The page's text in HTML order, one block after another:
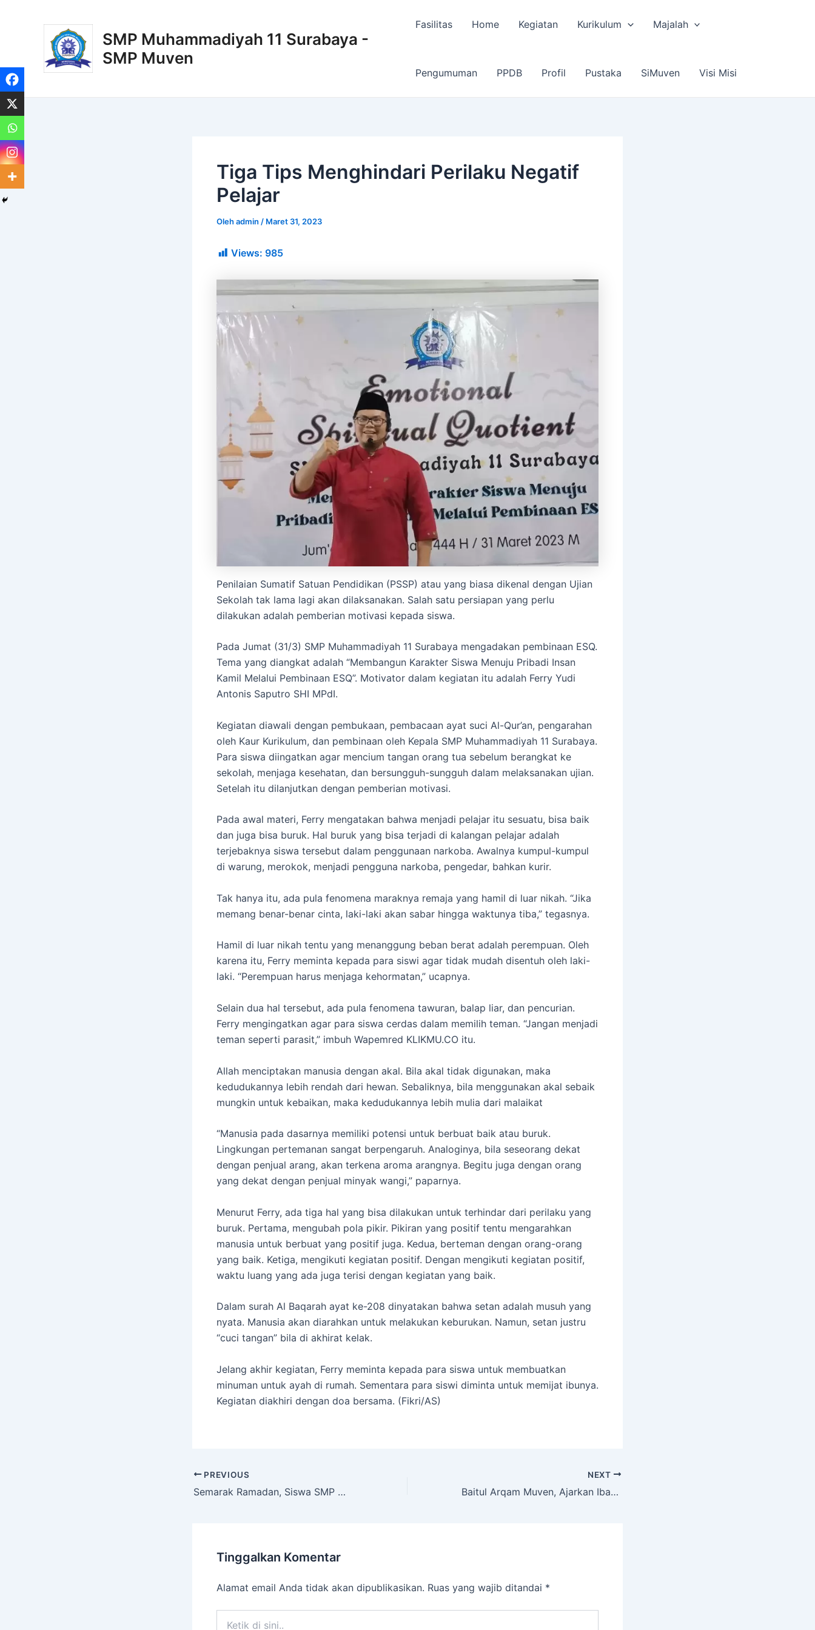
SMP Muhammadiyah 11 Surabaya -
SMP Muven
Fasilitas Home Kegiatan Kurikulum Majalah
Pengumuman PPDB Profil Pustaka SiMuven Visi Misi
Tiga Tips Menghindari Perilaku Negatif
Pelajar
Olehadmin / Maret 31, 2023
Views: 985
Penilaian Sumatif Satuan Pendidikan (PSSP) atau yang biasa dikenal dengan Ujian
Sekolah tak lama lagi akan dilaksanakan. Salah satu persiapan yang perlu
dilakukan adalah pemberian motivasi kepada siswa.
Pada Jumat (31/3) SMP Muhammadiyah 11 Surabaya mengadakan pembinaan ESQ.
Tema yang diangkat adalah “Membangun Karakter Siswa Menuju Pribadi Insan
Kamil Melalui Pembinaan ESQ”. Motivator dalam kegiatan itu adalah Ferry Yudi
Antonis Saputro SHI MPdI.
Kegiatan diawali dengan pembukaan, pembacaan ayat suci Al-Qur’an, pengarahan
oleh Kaur Kurikulum, dan pembinaan oleh Kepala SMP Muhammadiyah 11 Surabaya.
Para siswa diingatkan agar mencium tangan orang tua sebelum berangkat ke
sekolah, menjaga kesehatan, dan bersungguh-sungguh dalam melaksanakan ujian.
Setelah itu dilanjutkan dengan pemberian motivasi.
Pada awal materi, Ferry mengatakan bahwa menjadi pelajar itu sesuatu, bisa baik
dan juga bisa buruk. Hal buruk yang bisa terjadi di kalangan pelajar adalah
terjebaknya siswa tersebut dalam penggunaan narkoba. Awalnya kumpul-kumpul
di warung, merokok, menjadi pengguna narkoba, pengedar, bahkan kurir.
Tak hanya itu, ada pula fenomena maraknya remaja yang hamil di luar nikah. “Jika
memang benar-benar cinta, laki-laki akan sabar hingga waktunya tiba,” tegasnya.
Hamil di luar nikah tentu yang menanggung beban berat adalah perempuan. Oleh
karena itu, Ferry meminta kepada para siswi agar tidak mudah disentuh oleh laki-
laki. “Perempuan harus menjaga kehormatan,” ucapnya.
Selain dua hal tersebut, ada pula fenomena tawuran, balap liar, dan pencurian.
Ferry mengingatkan agar para siswa cerdas dalam memilih teman. “Jangan menjadi
teman seperti parasit,” imbuh Wapemred KLIKMU.CO itu.
Allah menciptakan manusia dengan akal. Bila akal tidak digunakan, maka
kedudukannya lebih rendah dari hewan. Sebaliknya, bila menggunakan akal sebaik
mungkin untuk kebaikan, maka kedudukannya lebih mulia dari malaikat
“Manusia pada dasarnya memiliki potensi untuk berbuat baik atau buruk.
Lingkungan pertemanan sangat berpengaruh. Analoginya, bila seseorang dekat
dengan penjual arang, akan terkena aroma arangnya. Begitu juga dengan orang
yang dekat dengan penjual minyak wangi,” paparnya.
Menurut Ferry, ada tiga hal yang bisa dilakukan untuk terhindar dari perilaku yang
buruk. Pertama, mengubah pola pikir. Pikiran yang positif tentu mengarahkan
manusia untuk berbuat yang positif juga. Kedua, berteman dengan orang-orang
yang baik. Ketiga, mengikuti kegiatan positif. Dengan mengikuti kegiatan positif,
waktu luang yang ada juga terisi dengan kegiatan yang baik.
Dalam surah Al Baqarah ayat ke-208 dinyatakan bahwa setan adalah musuh yang
nyata. Manusia akan diarahkan untuk melakukan keburukan. Namun, setan justru
“cuci tangan” bila di akhirat kelak.
Jelang akhir kegiatan, Ferry meminta kepada para siswa untuk membuatkan
minuman untuk ayah di rumah. Sementara para siswi diminta untuk memijat ibunya.
Kegiatan diakhiri dengan doa bersama. (Fikri/AS)
PREVIOUS
Semarak Ramadan, Siswa SMP Muhammadiyah 11 Ikuti Tadarus On Air
NEXT
Baitul Arqam Muven, Ajarkan Ibadah Sesuai Tuntunan
Tinggalkan Komentar
Alamat email Anda tidak akan dipublikasikan. Ruas yang wajib ditandai *